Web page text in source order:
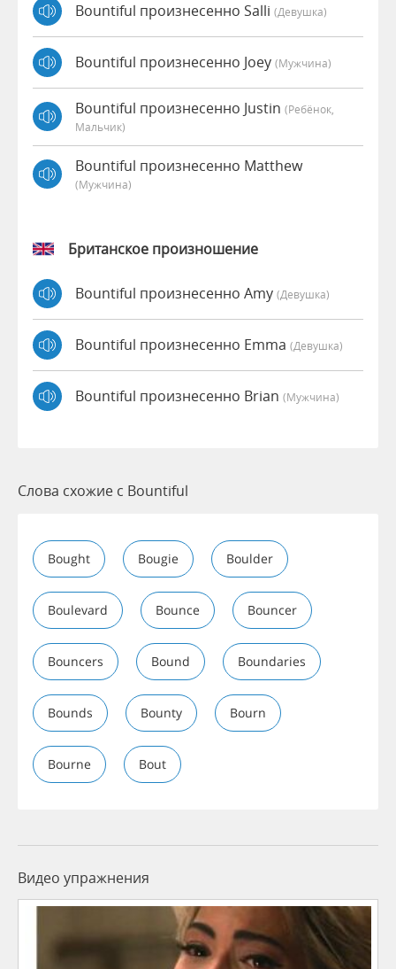
Bountiful произнесенно Salli (девушка)
Bountiful произнесенно Joey (мужчина)
Bountiful произнесенно Justin (Ребёнок,
Мальчик)
Bountiful произнесенно Matthew
(мужчина)
Британское произношение
Bountiful произнесенно Amy (девушка)
Bountiful произнесенно Emma (девушка)
Bountiful произнесенно Brian (мужчина)
Слова схожие с Bountiful
Bought Bougie Boulder
Boulevard Bounce Bouncer
Bouncers Bound Boundaries
Bounds Bounty Bourn
Bourne Bout
Видео упражнения